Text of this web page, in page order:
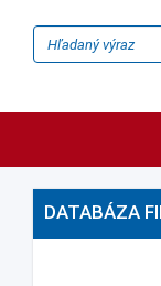
DATABÁZA